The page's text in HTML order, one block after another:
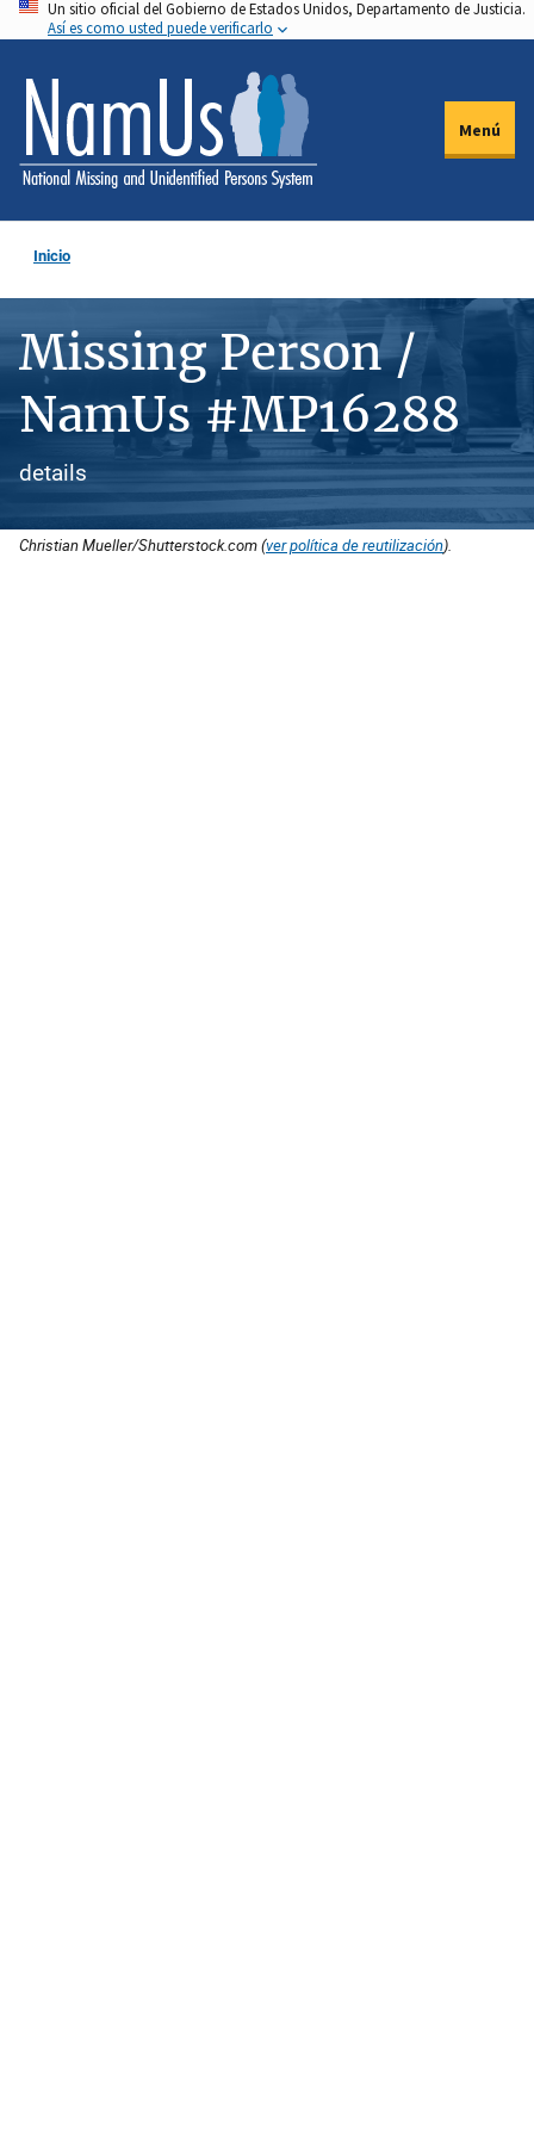
Pasar
al
contenido
principal
Un sitio oficial del Gobierno de Estados Unidos, Departamento de Justicia.
Así es como usted puede verificarlo
Menú
Inicio
Missing Person /
NamUs #MP16288
details
Christian Mueller/Shutterstock.com (ver política de reutilización).